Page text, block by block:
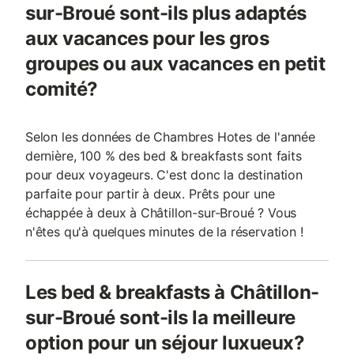
sur-Broué sont-ils plus adaptés
aux vacances pour les gros
groupes ou aux vacances en petit
comité?
Selon les données de Chambres Hotes de l'année
dernière, 100 % des bed & breakfasts sont faits
pour deux voyageurs. C'est donc la destination
parfaite pour partir à deux. Prêts pour une
échappée à deux à Châtillon-sur-Broué ? Vous
n'êtes qu'à quelques minutes de la réservation !
Les bed & breakfasts à Châtillon-
sur-Broué sont-ils la meilleure
option pour un séjour luxueux?